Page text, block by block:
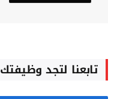
تابعنا لتجد وظيفتك